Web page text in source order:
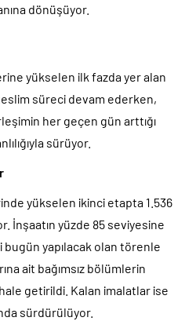
dönüşüyor.
yükselen ilk fazda yer alan
süreci devam ederken,
her geçen gün arttığı
sürüyor.
yükselen ikinci etapta 1.536
İnşaatın yüzde 85 seviyesine
yapılacak olan törenle
ait bağımsız bölümlerin
getirildi. Kalan imalatlar ise
sürdürülüyor.